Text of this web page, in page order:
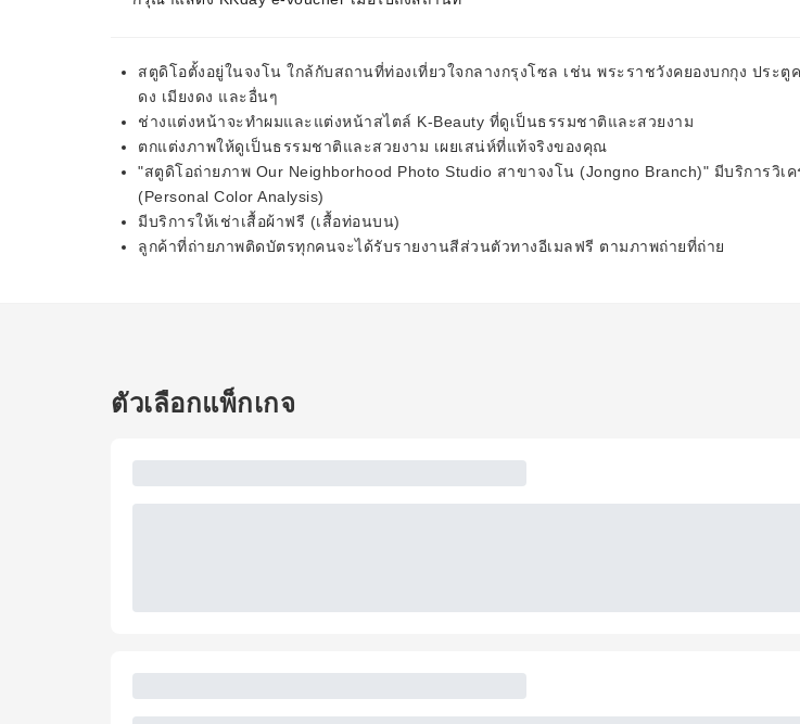
สตูดิโอตั้งอยู่ในจงโน ใกล้กับสถานที่ท่องเที่ยวใจกลางกรุงโซล เช่น พระราชวังคยองบกกุง ประ
ดง เมียงดง และอื่นๆ
ช่างแต่งหน้าจะทำผมและแต่งหน้าสไตล์ K-Beauty ที่ดูเป็นธรรมชาติและสวยงาม
ตกแต่งภาพให้ดูเป็นธรรมชาติและสวยงาม เผยเสน่ห์ที่แท้จริงของคุณ
"สตูดิโอถ่ายภาพ Our Neighborhood Photo Studio สาขาจงโน (Jongno Branch)" มีบริการวิเ
(Personal Color Analysis)
มีบริการให้เช่าเสื้อผ้าฟรี (เสื้อท่อนบน)
ลูกค้าที่ถ่ายภาพติดบัตรทุกคนจะได้รับรายงานสีส่วนตัวทางอีเมลฟรี ตามภาพถ่ายที่ถ่าย
ตัวเลือกแพ็กเกจ